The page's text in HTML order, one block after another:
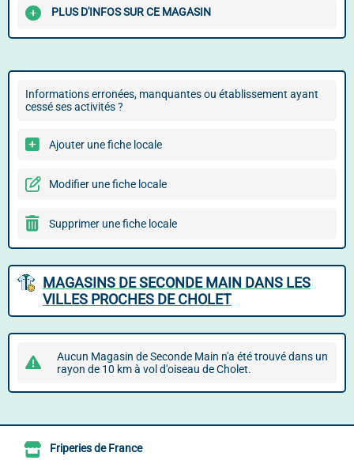
PLUS D'INFOS SUR CE MAGASIN
Informations erronées, manquantes ou établissement ayant
cessé ses activités ?
Ajouter une fiche locale
Modifier une fiche locale
Supprimer une fiche locale
MAGASINS DE SECONDE MAIN DANS LES
VILLES PROCHES DE CHOLET
Aucun Magasin de Seconde Main n'a été trouvé dans un
rayon de 10 km à vol d'oiseau de Cholet.
Friperies de France